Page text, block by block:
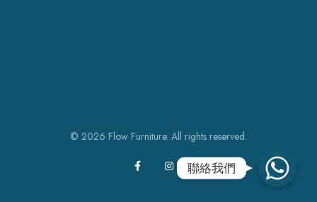
© 2026 Flow Furniture. All rights reserved.
聯絡我們